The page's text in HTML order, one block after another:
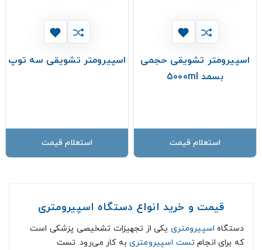
اسپیرومتر تشویقی حجمی
بسمد 5000ml
استعلام قیمت
اسپیرومتر تشویقی سه توپ
استعلام قیمت
قیمت و خرید انواع دستگاه اسپیرومتری
دستگاه اسپیرومتری یکی از تجهیزات تشخیصی پزشکی است
که برای انجام تست اسپیرومتریبه کار می‌رود. تست